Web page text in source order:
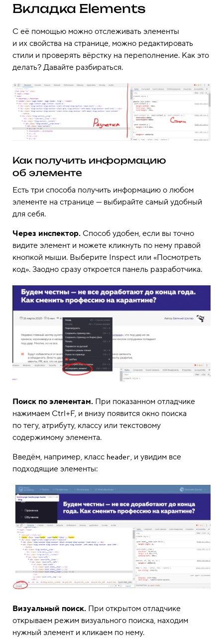
Вкладка Elements
С её помощью можно отслеживать элементы
и их свойства на странице, можно редактировать
стили и проверять вёрстку на переполнение. Как это
делать? Давайте разбираться.
Как получить информацию
об элементе
Есть три способа получить информацию о любом
элементе на странице — выбирайте самый удобный
для себя.
Через инспектор. Способ удобен, если вы точно
видите элемент и можете кликнуть по нему правой
кнопкой мыши. Выберите Inspect или «Посмотреть
код». Заодно сразу откроется панель разработчика.
Поиск по элементам. При показанном отладчике
нажимаем Ctrl+F, и внизу появится окно поиска
по тегу, атрибуту, классу или текстовому
содержимому элемента.
Введём, например, класс header, и увидим все
подходящие элементы:
Визуальный поиск. При открытом отладчике
открываем режим визуального поиска, находим
нужный элемент и кликаем по нему.